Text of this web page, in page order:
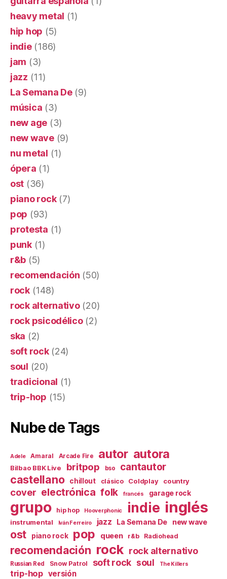
heavy metal (1)
hip hop (5)
indie(186)
jam (3)
jazz (11)
La Semana De(9)
música (3)
new age (3)
new wave(9)
nu metal (1)
ópera (1)
ost (36)
piano rock(7)
pop (93)
protesta (1)
punk(1)
r&b (5)
recomendación (50)
rock(148)
rock alternativo(20)
rock psicodélico(2)
ska (2)
soft rock(24)
soul (20)
tradicional (1)
trip-hop (15)
Nube de Tags
Adele Amaral Arcade Fire autor autora
Bilbao BBK Live britpop bso cantautor
castellano chillout clásico Coldplay country
cover electrónica folk francés garage rock
grupo hip hop Hooverphonic indie inglés
instrumental Iván Ferreiro jazz La Semana De new wave
ost piano rock pop queen r&b Radiohead
recomendación rock rock alternativo
Russian Red Snow Patrol soft rock soul The Killers
trip-hop versión